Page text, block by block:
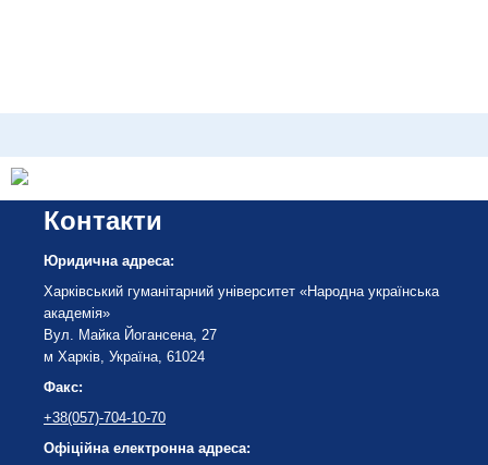
Контакти
Юридична адреса:
Харківський гуманітарний університет «Народна українська
академія»
Вул. Майка Йогансена, 27
м Харків, Україна, 61024
Факс:
+38(057)-704-10-70
Офіційна електронна адреса: